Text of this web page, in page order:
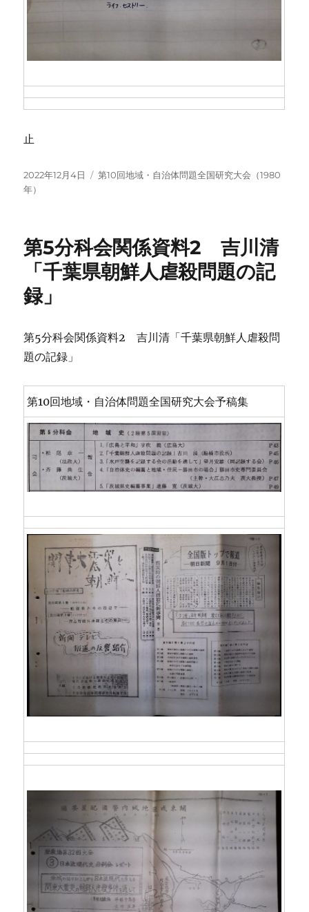
止
投
稿
2022年12月4日
カ
第10回地域・自治体問題全国研究大会（1980
年）
第5分科会関係資料2 吉川清
「千葉県朝鮮人虐殺問題の記
録」
第5分科会関係資料2 吉川清「千葉県朝鮮人虐殺問
題の記録」
第10回地域・自治体問題全国研究大会予稿集